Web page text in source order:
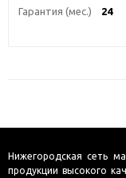
Гарантия (мес.)
24
Нижегородская сеть
продукции высокого